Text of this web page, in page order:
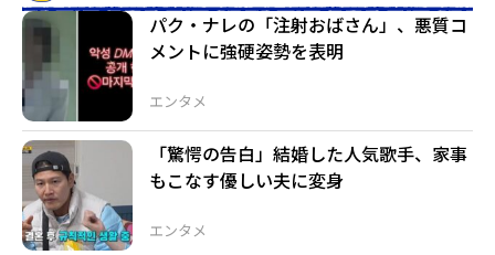
エンタメ
パク・ナレの「注射おばさん」、悪質コ
メントに強硬姿勢を表明
エンタメ
「驚愕の告白」結婚した人気歌手、家事
もこなす優しい夫に変身